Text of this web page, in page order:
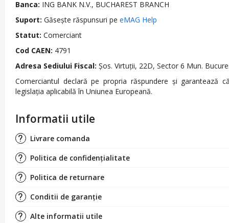
Banca: ING BANK N.V., BUCHAREST BRANCH
Suport: Găsește răspunsuri pe eMAG Help
Statut: Comerciant
Cod CAEN: 4791
Adresa Sediului Fiscal: Şos. Virtuţii, 22D, Sector 6 Mun.
Comerciantul declară pe propria răspundere și garantează
legislația aplicabilă în Uniunea Europeană.
Informatii utile
Livrare comanda
Politica de confidențialitate
Politica de returnare
Conditii de garanție
Alte informatii utile